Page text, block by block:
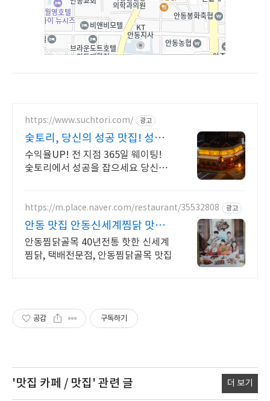
https://www.suchtori.com/ 광고
숯토리, 당신의 성공 맛집! 성공
의 지름길 숯토리
수익율UP! 전 지점 365일 웨이팅!
숯토리에서 성공을 잡으세요 당신의
것!
https://m.place.naver.com/restaurant/35532808 광고
안동 맛집 안동신세계찜닭 맛있
는녀석들 치킨랩소디 방영
안동찜닭골목 40년전통 핫한 신세계
찜닭, 택배전문점, 안동찜닭골목 맛집
공감 구독하기
'맛집 카페 / 맛집' 관련 글 더 보기